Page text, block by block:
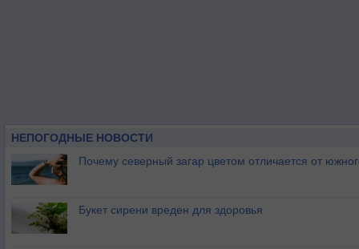
НЕПОГОДНЫЕ НОВОСТИ
Почему северный загар цветом отличается от
Букет сирени вреден для здоровья